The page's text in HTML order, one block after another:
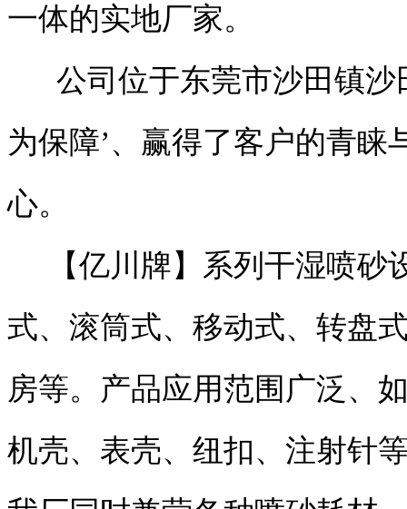
一体的实地厂家。
公司位于东莞市沙田镇沙
为保障’、赢得了客户的青
心。
【亿川牌】系列干湿喷砂
式、滚筒式、移动式、转盘
房等。产品应用范围广泛、
机壳、表壳、纽扣、注射针